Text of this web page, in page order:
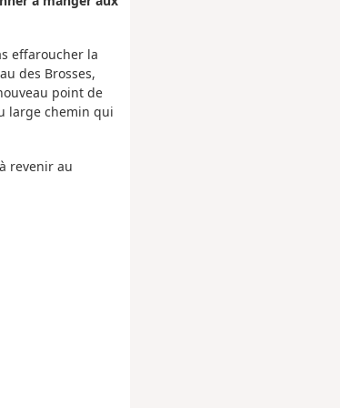
effaroucher la
des Brosses,
point de
large chemin qui
revenir au